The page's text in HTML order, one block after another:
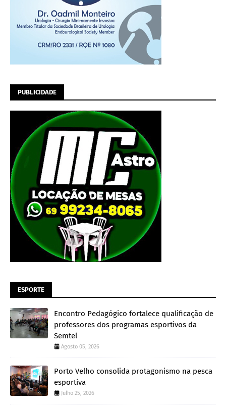
PUBLICIDADE
ESPORTE
Encontro Pedagógico fortalece qualificação de
professores dos programas esportivos da
Semtel
Agosto 05, 2026
Porto Velho consolida protagonismo na pesca
esportiva
Julho 25, 2026